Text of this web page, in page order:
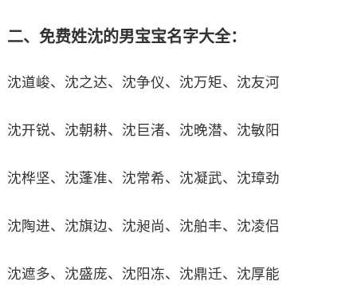
二、免费姓沈的男宝宝名字大全：
沈道峻、沈之达、沈争仪、沈万矩、沈友河
沈开锐、沈朝耕、沈巨渚、沈晚潜、沈敏阳
沈桦坚、沈蓬准、沈常希、沈凝武、沈璋劲
沈陶进、沈旗边、沈昶尚、沈舶丰、沈凌侣
沈遮多、沈盛庞、沈阳冻、沈鼎迁、沈厚能